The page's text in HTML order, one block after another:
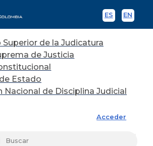
EN
ES
Spanish
Acceder
Buscar